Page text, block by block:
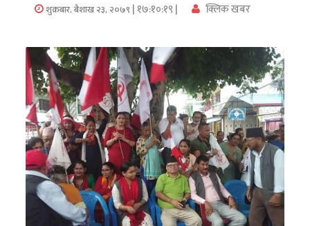
विचार/
ब्लग
खेलकुद
रोचक
अन्य
क्लिक
शुक्रबार, बैशाख २३, २०७९ | १७:१०:१९ | क्लिक खबर